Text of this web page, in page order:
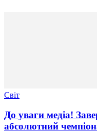
Світ
До уваги медіа!
абсолютний